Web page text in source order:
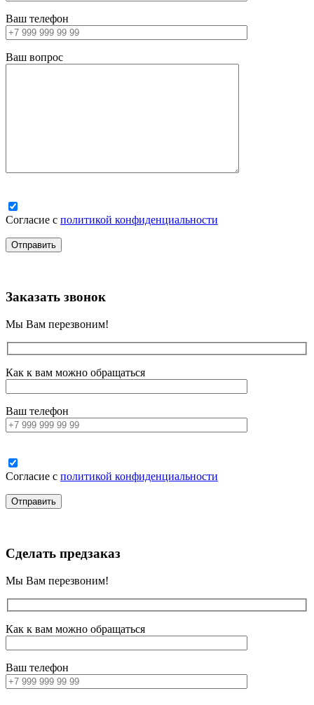
Ваш телефон
Ваш вопрос
Согласие с политикой конфиденциальности
Заказать звонок
Мы Вам перезвоним!
Как к вам можно обращаться
Ваш телефон
Согласие с политикой конфиденциальности
Сделать предзаказ
Мы Вам перезвоним!
Как к вам можно обращаться
Ваш телефон